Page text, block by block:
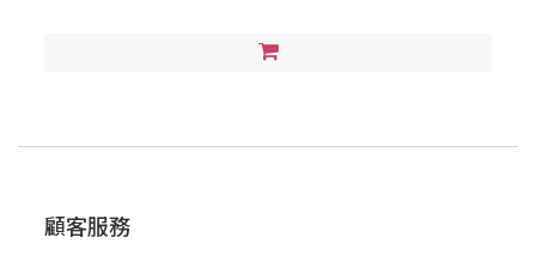
顧客服務